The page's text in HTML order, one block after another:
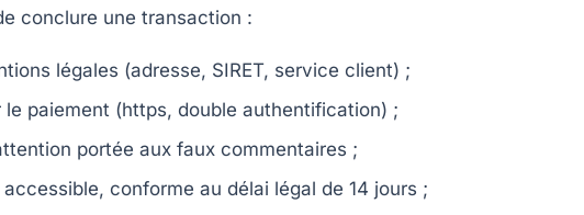
conclure une transaction :
légales (adresse, SIRET, service client) ;
paiement (https, double authentification) ;
portée aux faux commentaires ;
conforme au délai légal de 14 jours ;